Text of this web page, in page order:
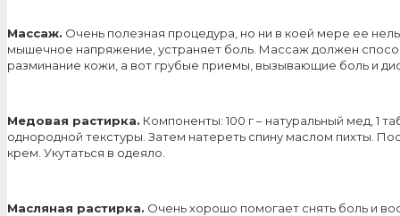
Массаж. Очень полезная процедура, но ни в коей мере ее
мышечное напряжение, устраняет боль. Массаж должен
разминание кожи, а вот грубые приемы, вызывающие боль и
Медовая растирка. Компоненты: 100 г – натуральный мед, 1
однородной текстуры. Затем натереть спину маслом пихты.
крем. Укутаться в одеяло.
Масляная растирка. Очень хорошо помогает снять боль и